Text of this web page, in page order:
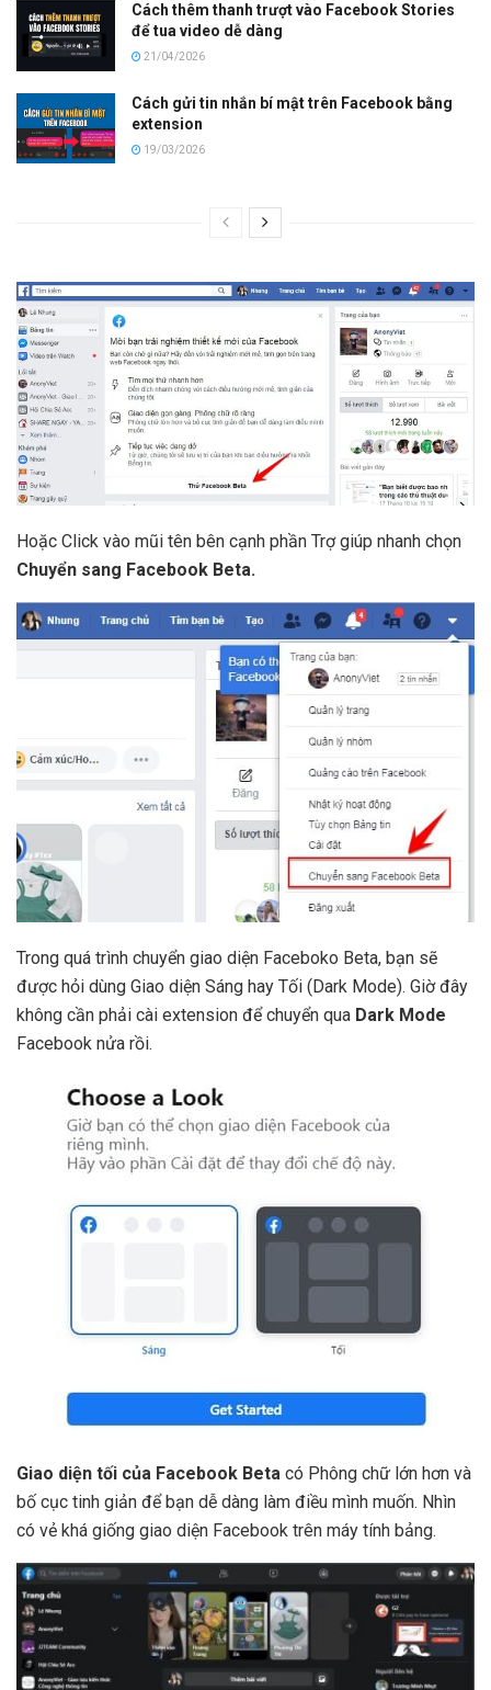
Cách thêm thanh trượt vào Facebook Stories
để tua video dễ dàng
21/04/2026
Cách gửi tin nhắn bí mật trên Facebook bằng
extension
19/03/2026
Hoặc Click vào mũi tên bên cạnh phần Trợ giúp nhanh chọn
Chuyển sang Facebook Beta.
Trong quá trình chuyển giao diện Faceboko Beta, bạn sẽ
được hỏi dùng Giao diện Sáng hay Tối (Dark Mode). Giờ đây
không cần phải cài extension để chuyển qua Dark Mode
Facebook nửa rồi.
Giao diện tối của Facebook Beta có Phông chữ lớn hơn và
bố cục tinh giản để bạn dễ dàng làm điều mình muốn. Nhìn
có vẻ khá giống giao diện Facebook trên máy tính bảng.